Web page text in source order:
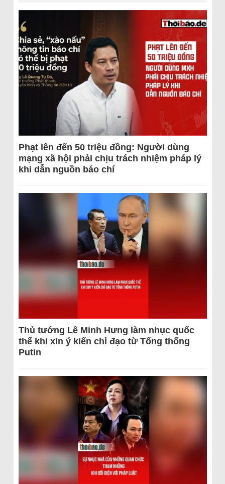
Phạt lên đến 50 triệu đồng: Người dùng
mạng xã hội phải chịu trách nhiệm pháp lý
khi dẫn nguồn báo chí
Thủ tướng Lê Minh Hưng làm nhục quốc
thể khi xin ý kiến chỉ đạo từ Tổng thống
Putin